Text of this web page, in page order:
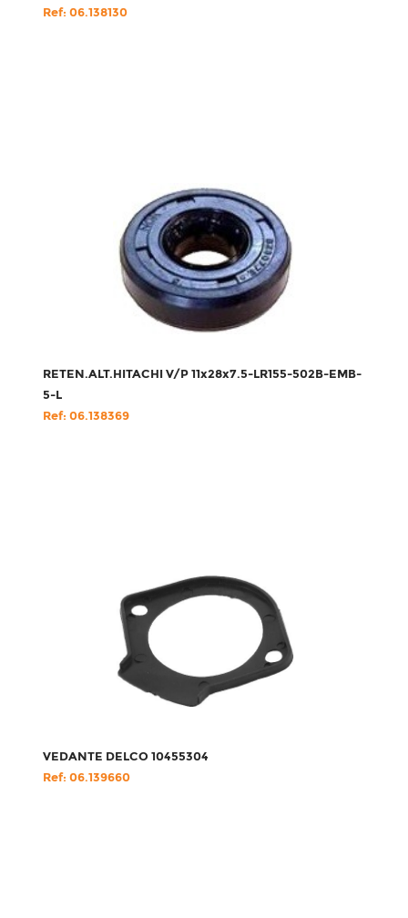
Ref: 06.138130
RETEN.ALT.HITACHI V/P 11x28x7.5-LR155-502B-EMB-
5-L
Ref: 06.138369
VEDANTE DELCO 10455304
Ref: 06.139660